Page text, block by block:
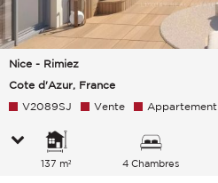
Nice - Rimiez
Cote d'Azur, France
V2089SJ Vente Appartement
137 m² 4 Chambres